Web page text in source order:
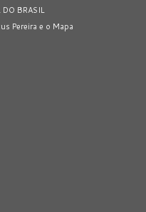
DO BRASIL
Pereira e o Mapa